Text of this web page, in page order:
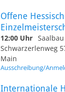
Offene
12:00 Uhr
Schwarzerlenweg
Main
Ausschreibung/
Internationale